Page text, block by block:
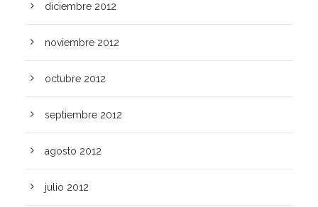
diciembre 2012
noviembre 2012
octubre 2012
septiembre 2012
agosto 2012
julio 2012